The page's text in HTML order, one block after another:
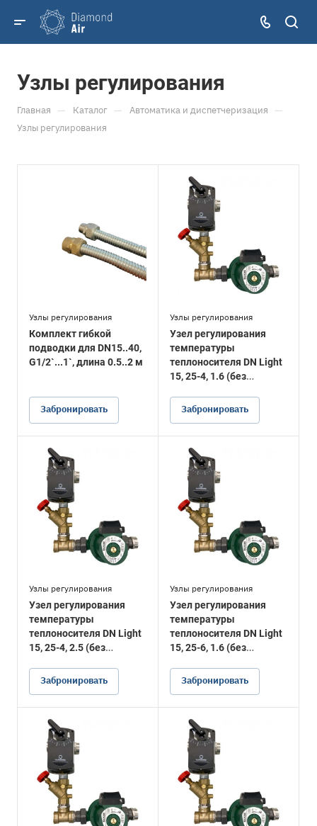
Узлы регулирования
Главная — Каталог — Автоматика и диспетчеризация —
Узлы регулирования
Узлы регулирования
Комплект гибкой
подводки для DN15..40,
G1/2`...1`, длина 0.5..2 м
Забронировать
Узлы регулирования
Узел регулирования
температуры
теплоносителя DN Light
15, 25-4, 1.6 (без
Забронировать
Узлы регулирования
Узел регулирования
температуры
теплоносителя DN Light
15, 25-4, 2.5 (без
Забронировать
Узлы регулирования
Узел регулирования
температуры
теплоносителя DN Light
15, 25-6, 1.6 (без
Забронировать